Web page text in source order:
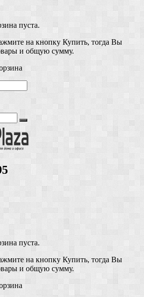
пуста.
на кнопку Купить, тогда Вы
и общую сумму.
пуста.
на кнопку Купить, тогда Вы
и общую сумму.